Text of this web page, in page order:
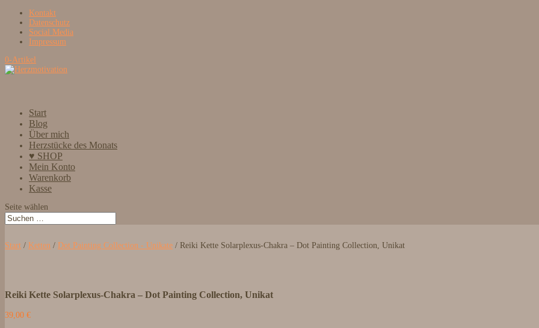
Kontakt
Datenschutz
Social Media
Impressum
0-Artikel
Start
Blog
Über mich
Herzstücke des Monats
♥ SHOP
Mein Konto
Warenkorb
Kasse
Seite wählen
Start / Ketten / Dot Painting Collection - Unikate / Reiki Kette Solarplexus-Chakra – Dot Painting Collection, Unikat
Reiki Kette Solarplexus-Chakra – Dot Painting Collection, Unikat
39,00 €